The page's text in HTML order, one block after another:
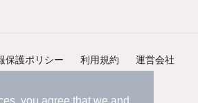
保護ポリシー 利用規約 運営会社